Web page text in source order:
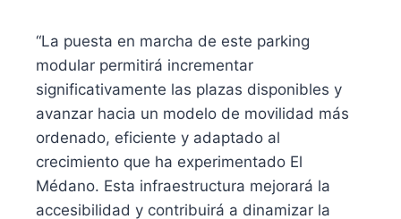
“La puesta en marcha de este parking
modular permitirá incrementar
significativamente las plazas disponibles y
avanzar hacia un modelo de movilidad más
ordenado, eficiente y adaptado al
crecimiento que ha experimentado El
Médano. Esta infraestructura mejorará la
accesibilidad y contribuirá a dinamizar la